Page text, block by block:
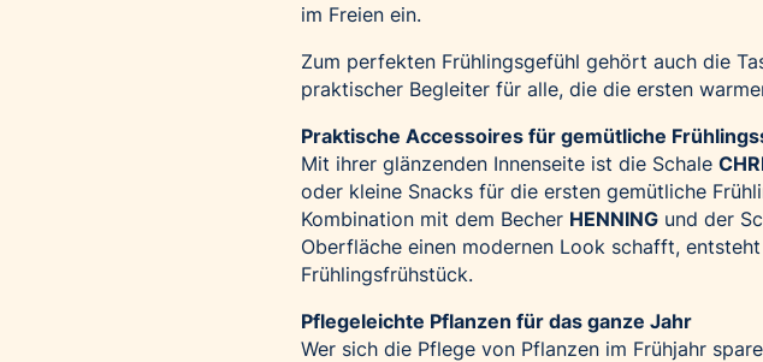
im Freien ein.
Zum perfekten Frühlingsgefühl gehört auch die
praktischer Begleiter für alle, die die ersten
Praktische Accessoires für gemütliche
Mit ihrer glänzenden Innenseite ist die Schale
oder kleine Snacks für die ersten gemütliche
Kombination mit dem Becher HENNING und der
Oberfläche einen modernen Look schafft,
Frühlingsfrühstück.
Pflegeleichte Pflanzen für das ganze Jahr
Wer sich die Pflege von Pflanzen im Frühjahr